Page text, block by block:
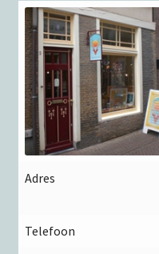
Adres
Telefoon